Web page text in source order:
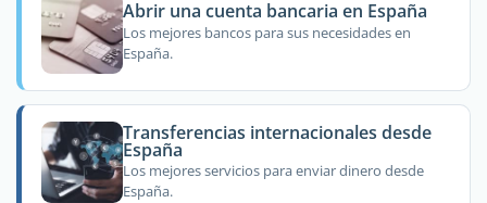
Abrir una cuenta bancaria en España
Los mejores bancos para sus necesidades en
España.
Transferencias internacionales desde
España
Los mejores servicios para enviar dinero desde
España.